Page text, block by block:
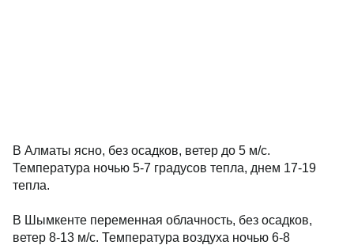
В Алматы ясно, без осадков, ветер до 5 м/с.
Температура ночью 5-7 градусов тепла, днем 17-19
тепла.
В Шымкенте переменная облачность, без осадков,
ветер 8-13 м/с. Температура воздуха ночью 6-8